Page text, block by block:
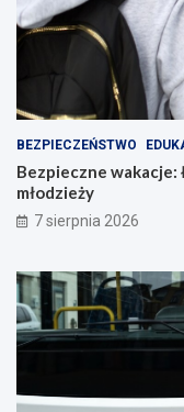
BEZPIECZEŃSTWO
Bezpieczne wakacje:
młodzieży
7 sierpnia 2026